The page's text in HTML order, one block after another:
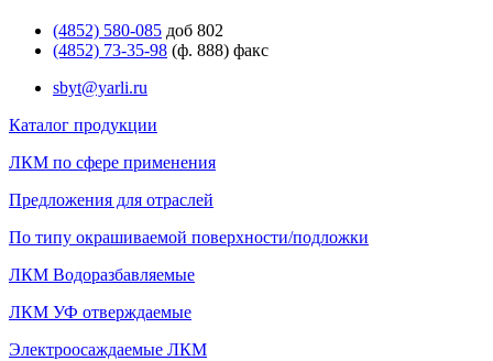
(4852) 580-085 доб 802
(4852) 73-35-98 (ф. 888) факс
sbyt@yarli.ru
Каталог продукции
ЛКМ по сфере применения
Предложения для отраслей
По типу окрашиваемой поверхности/подложки
ЛКМ Водоразбавляемые
ЛКМ УФ отверждаемые
Электроосаждаемые ЛКМ